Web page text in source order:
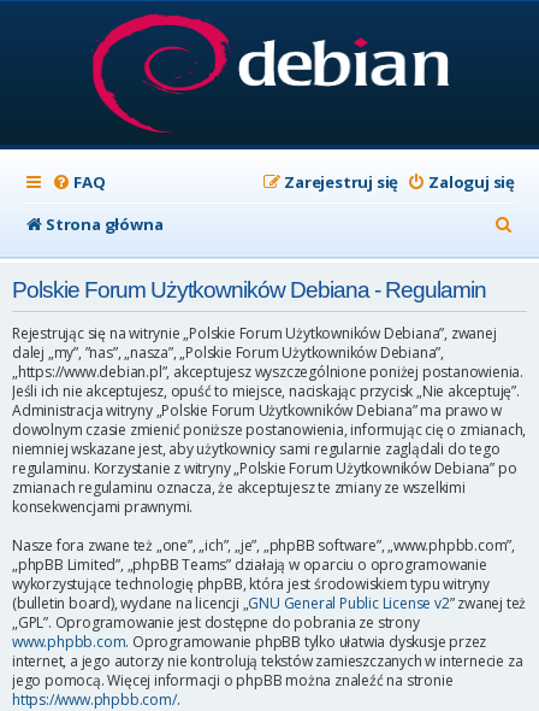
FAQ Zaloguj się
Zarejestruj się
Strona główna
z
j
Polskie Forum Użytkowników Debiana - Regulamin
Rejestrując się na witrynie „Polskie Forum Użytkowników Debiana”, zwanej
dalej „my”, ”nas”, „nasza”, „Polskie Forum Użytkowników Debiana”,
„https://www.debian.pl”, akceptujesz wyszczególnione poniżej postanowienia.
Jeśli ich nie akceptujesz, opuść to miejsce, naciskając przycisk „Nie akceptuję”.
Administracja witryny „Polskie Forum Użytkowników Debiana” ma prawo w
dowolnym czasie zmienić poniższe postanowienia, informując cię o zmianach,
niemniej wskazane jest, aby użytkownicy sami regularnie zaglądali do tego
regulaminu. Korzystanie z witryny „Polskie Forum Użytkowników Debiana” po
zmianach regulaminu oznacza, że akceptujesz te zmiany ze wszelkimi
konsekwencjami prawnymi.
Nasze fora zwane też „one”, „ich”, „je”, „phpBB software”, „www.phpbb.com”,
„phpBB Limited”, „phpBB Teams” działają w oparciu o oprogramowanie
wykorzystujące technologię phpBB, która jest środowiskiem typu witryny
(bulletin board), wydane na licencji „GNU General Public License v2” zwanej też
„GPL”. Oprogramowanie jest dostępne do pobrania ze strony
www.phpbb.com. Oprogramowanie phpBB tylko ułatwia dyskusje przez
internet, a jego autorzy nie kontrolują tekstów zamieszczanych w internecie za
jego pomocą. Więcej informacji o phpBB można znaleźć na stronie
https://www.phpbb.com/.